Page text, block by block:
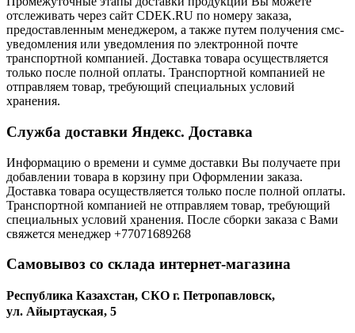
отслеживать через сайт CDEK.RU по номеру заказа,
предоставленным менеджером, а также путем получения смс-
уведомления или уведомления по электронной почте
транспортной компанией. Доставка товара осуществляется
только после полной оплаты. Транспортной компанией не
отправляем товар, требующий специальных условий
хранения.
Служба доставки Яндекс. Доставка
Информацию о времени и сумме доставки Вы получаете при
добавлении товара в корзину при Оформлении заказа.
Доставка товара осуществляется только после полной оплаты.
Транспортной компанией не отправляем товар, требующий
специальных условий хранения. После сборки заказа с Вами
свяжется менеджер +77071689268
Самовывоз со склада интернет-магазина
Республика Казахстан, СКО г. Петропавловск,
ул. Айыртауская, 5